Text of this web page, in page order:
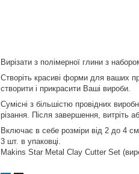
Вирізати з полімерної глини з
Створіть красиві форми для ваших
створити і прикрасити Ваші вироби.
Сумісні з більшістю провідних
різання. Після завершення, витріть
Включає в себе розміри від 2 до 4
3 шт. в упаковці.
Makins Star Metal Clay Cutter Set